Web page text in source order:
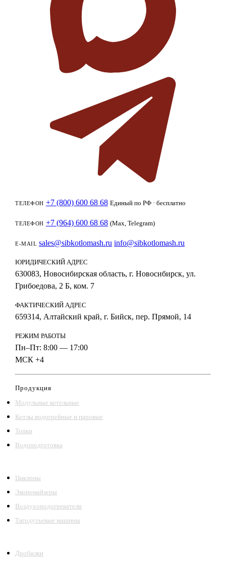
ТЕЛЕФОН +7 (800) 600 68 68 Единый по РФ · бесплатно
ТЕЛЕФОН +7 (964) 600 68 68 (Max, Telegram)
E-MAIL sales@sibkotlomash.ru info@sibkotlomash.ru
ЮРИДИЧЕСКИЙ АДРЕС
630083, Новосибирская область, г. Новосибирск, ул.
Грибоедова, 2 Б, ком. 7
ФАКТИЧЕСКИЙ АДРЕС
659314, Алтайский край, г. Бийск, пер. Прямой, 14
РЕЖИМ РАБОТЫ
Пн–Пт: 8:00 — 17:00
МСК +4
Продукция
Модульные котельные
Котлы водогрейные и паровые
Топки
Водоподготовка
Циклоны
Экономайзеры
Воздухоподогреватели
Тягодутьевые машины
Дробилки